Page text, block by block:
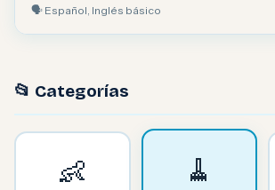
🗣 Español, Inglés básico
📂 Categorías
👶 🧹